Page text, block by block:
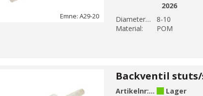
Emne: A29-20
2026
Diameter 1 (mm):
8-10
Material:
POM
Artikelnr:A29-22Lager